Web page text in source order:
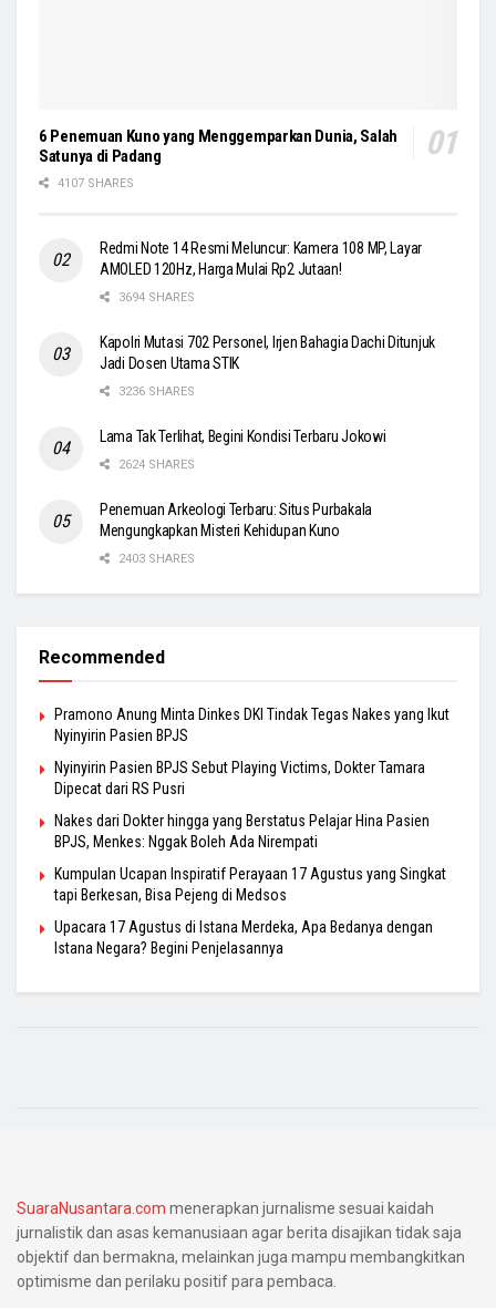
6 Penemuan Kuno yang Menggemparkan Dunia, Salah
Satunya di Padang
4107 SHARES
Redmi Note 14 Resmi Meluncur: Kamera 108 MP, Layar
AMOLED 120Hz, Harga Mulai Rp2 Jutaan!
3694 SHARES
Kapolri Mutasi 702 Personel, Irjen Bahagia Dachi Ditunjuk
Jadi Dosen Utama STIK
3236 SHARES
Lama Tak Terlihat, Begini Kondisi Terbaru Jokowi
2624 SHARES
Penemuan Arkeologi Terbaru: Situs Purbakala
Mengungkapkan Misteri Kehidupan Kuno
2403 SHARES
Recommended
Pramono Anung Minta Dinkes DKI Tindak Tegas Nakes yang Ikut
Nyinyirin Pasien BPJS
Nyinyirin Pasien BPJS Sebut Playing Victims, Dokter Tamara
Dipecat dari RS Pusri
Nakes dari Dokter hingga yang Berstatus Pelajar Hina Pasien
BPJS, Menkes: Nggak Boleh Ada Nirempati
Kumpulan Ucapan Inspiratif Perayaan 17 Agustus yang Singkat
tapi Berkesan, Bisa Pejeng di Medsos
Upacara 17 Agustus di Istana Merdeka, Apa Bedanya dengan
Istana Negara? Begini Penjelasannya
SuaraNusantara.com menerapkan jurnalisme sesuai kaidah
jurnalistik dan asas kemanusiaan agar berita disajikan tidak saja
objektif dan bermakna, melainkan juga mampu membangkitkan
optimisme dan perilaku positif para pembaca.